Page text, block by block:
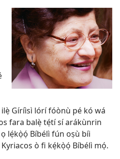
Gíríìsì lórí fóònù pé kó wá
fara balẹ̀ tẹ́tí sí arákùnrin
lẹ́kọ̀ọ́ Bíbélì fún oṣù bíi
ò fi kẹ́kọ̀ọ́ Bíbélì mọ́.